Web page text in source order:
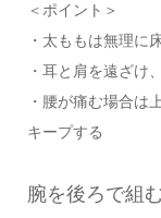
＜ポイント＞
・太ももは無理に
・耳と肩を遠ざけ
・腰が痛む場合は
キープする
腕を後ろで組